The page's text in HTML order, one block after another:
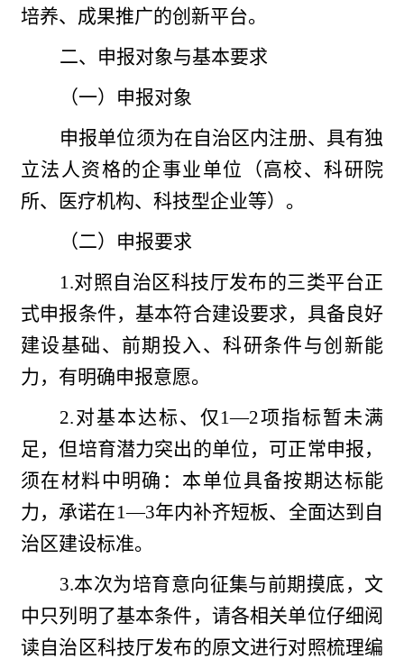
培养、成果推广的创新平台。
二、申报对象与基本要求
（一）申报对象
申报单位须为在自治区内注册、具有独
立法人资格的企事业单位（高校、科研院
所、医疗机构、科技型企业等）。
（二）申报要求
1.对照自治区科技厅发布的三类平台正
式申报条件，基本符合建设要求，具备良好
建设基础、前期投入、科研条件与创新能
力，有明确申报意愿。
2.对基本达标、仅1—2项指标暂未满
足，但培育潜力突出的单位，可正常申报，
须在材料中明确：本单位具备按期达标能
力，承诺在1—3年内补齐短板、全面达到自
治区建设标准。
3.本次为培育意向征集与前期摸底，文
中只列明了基本条件，请各相关单位仔细阅
读自治区科技厅发布的原文进行对照梳理编